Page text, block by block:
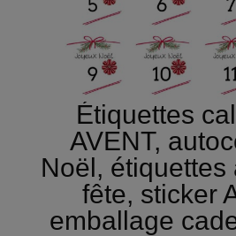
Étiquettes
AVENT,
Noël, étiquettes
fête, sticker
emballage